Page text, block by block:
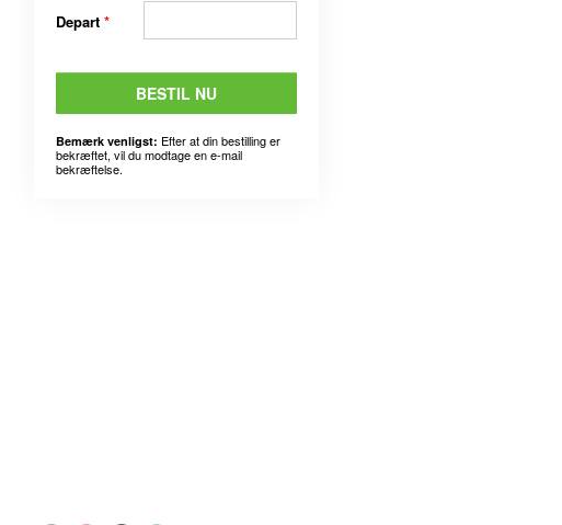
Depart *
BESTIL NU
Bemærk venligst: Efter at din bestilling er
bekræftet, vil du modtage en e-mail
bekræftelse.